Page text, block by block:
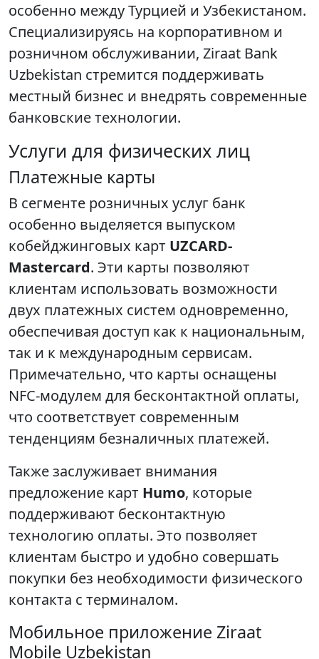
особенно между Турцией и Узбекистаном.
Специализируясь на корпоративном и
розничном обслуживании, Ziraat Bank
Uzbekistan стремится поддерживать
местный бизнес и внедрять современные
банковские технологии.
Услуги для физических лиц
Платежные карты
В сегменте розничных услуг банк
особенно выделяется выпуском
кобейджинговых карт UZCARD-
Mastercard. Эти карты позволяют
клиентам использовать возможности
двух платежных систем одновременно,
обеспечивая доступ как к национальным,
так и к международным сервисам.
Примечательно, что карты оснащены
NFC-модулем для бесконтактной оплаты,
что соответствует современным
тенденциям безналичных платежей.
Также заслуживает внимания
предложение карт Humo, которые
поддерживают бесконтактную
технологию оплаты. Это позволяет
клиентам быстро и удобно совершать
покупки без необходимости физического
контакта с терминалом.
Мобильное приложение Ziraat
Mobile Uzbekistan